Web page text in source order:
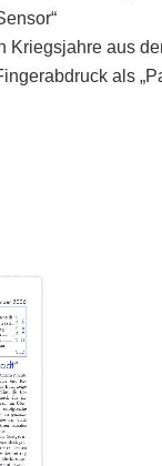
Kriegsjahre aus
als